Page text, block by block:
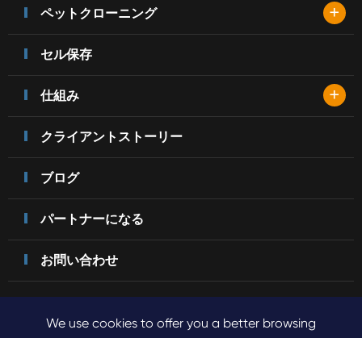
ペットクローニング +
セル保存
仕組み +
クライアントストーリー
ブログ
パートナーになる
お問い合わせ
We use cookies to offer you a better browsing